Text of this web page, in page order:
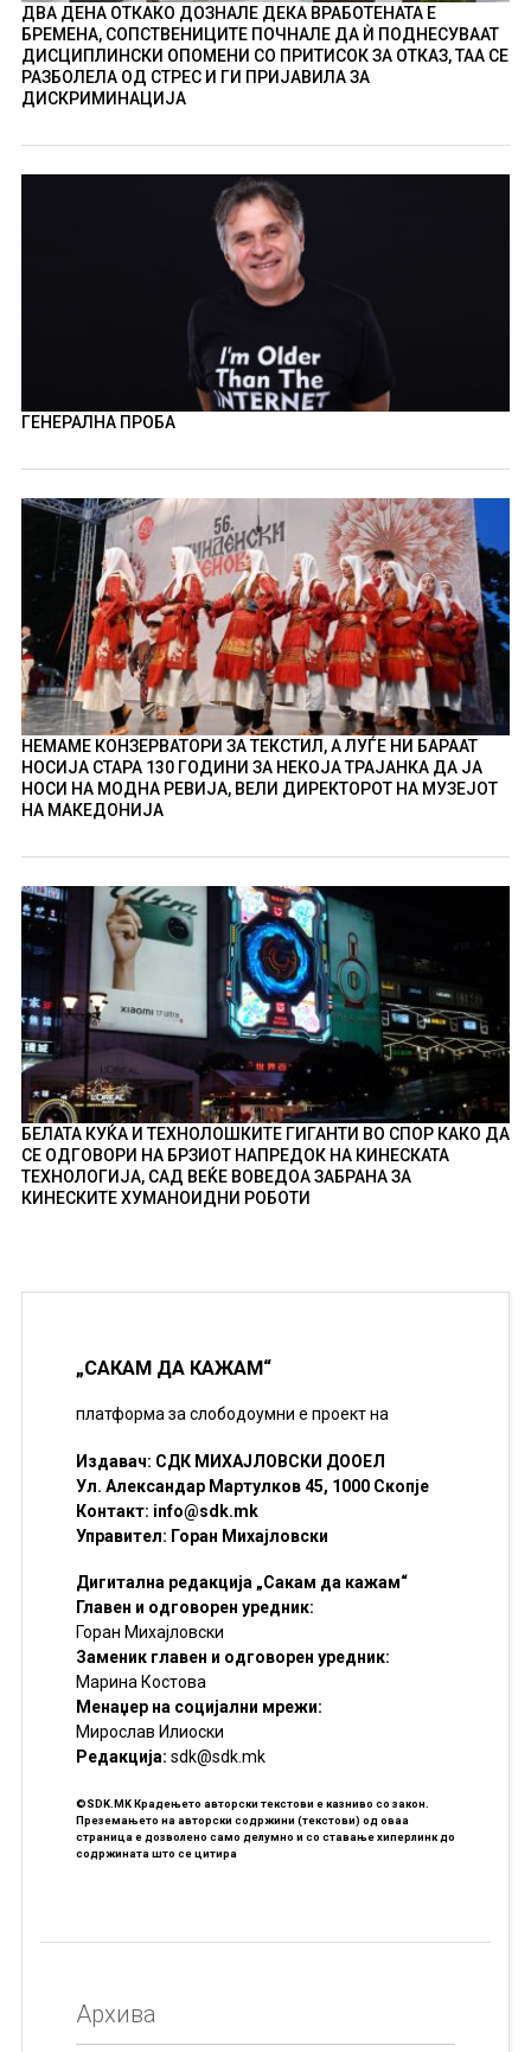
ДВА ДЕНА ОТКАКО ДОЗНАЛЕ ДЕКА ВРАБОТЕНАТА Е
БРЕМЕНА, СОПСТВЕНИЦИТЕ ПОЧНАЛЕ ДА Ѝ ПОДНЕСУВААТ
ДИСЦИПЛИНСКИ ОПОМЕНИ СО ПРИТИСОК ЗА ОТКАЗ, ТАА СЕ
РАЗБОЛЕЛА ОД СТРЕС И ГИ ПРИЈАВИЛА ЗА
ДИСКРИМИНАЦИЈА
ГЕНЕРАЛНА ПРОБА
НЕМАМЕ КОНЗЕРВАТОРИ ЗА ТЕКСТИЛ, А ЛУЃЕ НИ БАРААТ
НОСИЈА СТАРА 130 ГОДИНИ ЗА НЕКОЈА ТРАЈАНКА ДА ЈА
НОСИ НА МОДНА РЕВИЈА, ВЕЛИ ДИРЕКТОРОТ НА МУЗЕЈОТ
НА МАКЕДОНИЈА
БЕЛАТА КУЌА И ТЕХНОЛОШКИТЕ ГИГАНТИ ВО СПОР КАКО ДА
СЕ ОДГОВОРИ НА БРЗИОТ НАПРЕДОК НА КИНЕСКАТА
ТЕХНОЛОГИЈА, САД ВЕЌЕ ВОВЕДОА ЗАБРАНА ЗА
КИНЕСКИТЕ ХУМАНОИДНИ РОБОТИ
„САКАМ ДА КАЖАМ“
платформа за слободоумни е проект на
Издавач: СДК МИХАЈЛОВСКИ ДООЕЛ
Ул. Александар Мартулков 45, 1000 Скопје
Контакт: info@sdk.mk
Управител: Горан Михајловски
Дигитална редакција „Сакам да кажам“
Главен и одговорен уредник:
Горан Михајловски
Заменик главен и одговорен уредник:
Марина Костова
Менаџер на социјални мрежи:
Мирослав Илиоски
Редакцијa: sdk@sdk.mk
©SDK.MK Крадењето авторски текстови е казниво со закон.
Преземањето на авторски содржини (текстови) од оваа
страница е дозволено само делумно и со ставање хиперлинк до
содржината што се цитира
Архива